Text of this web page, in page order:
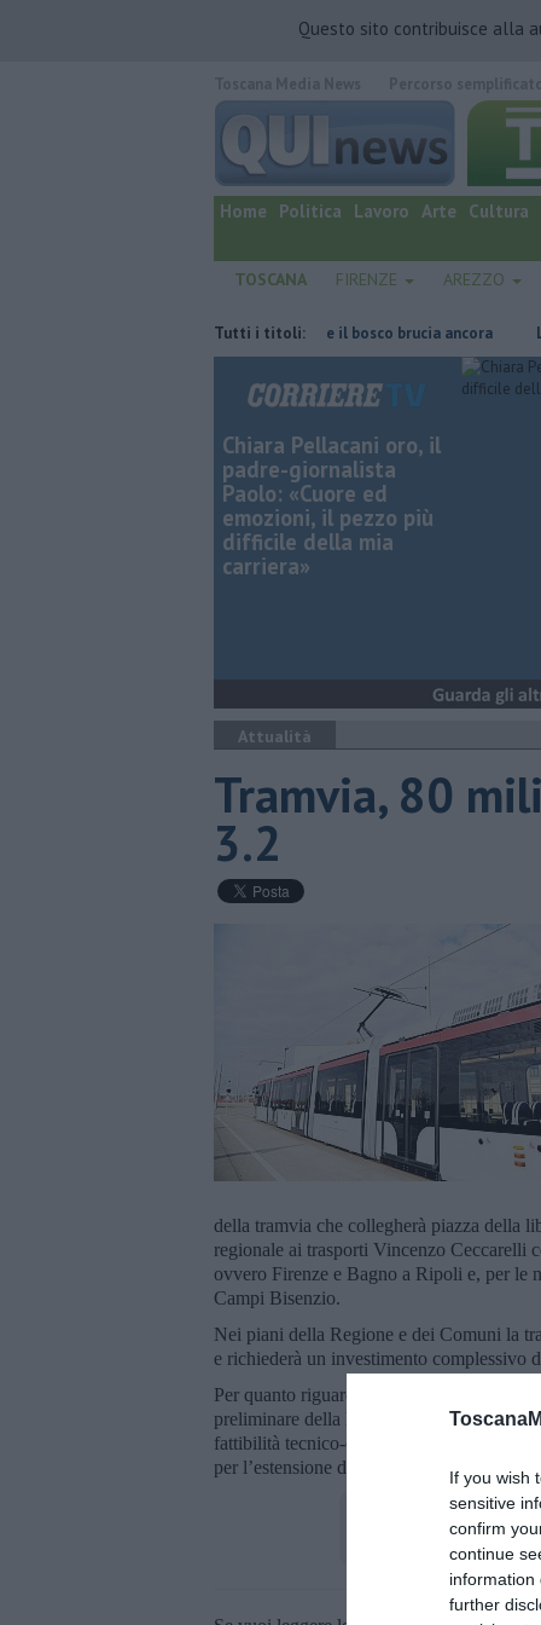
If you wish
sensitive
confirm
continue
information
further
Questo sito contribuisce alla
quotidiano online.
Home Politica Lavoro Arte Cultura
TOSCANA FIRENZE AREZZO
Tutti i titoli:
Notte di fuoco e il bosco brucia ancora
Chiara Pellacani oro, il
padre-giornalista
Paolo: «Cuore ed
emozioni, il pezzo più
difficile della mia
carriera»
Attualità
Tramvia, 80
3.2
della tramvia che collegherà piazza della
regionale ai trasporti Vincenzo Ceccarelli
ovvero Firenze e Bagno a Ripoli e, per le
Campi Bisenzio.
Nei piani della Regione e dei Comuni la
e richiederà un investimento complessivo
Per quanto riguarda i collegamenti con la
preliminare della linea 4 fra la stazione
fattibilità tecnico-economica per
per l’estensione della 4 dalle Piagge a